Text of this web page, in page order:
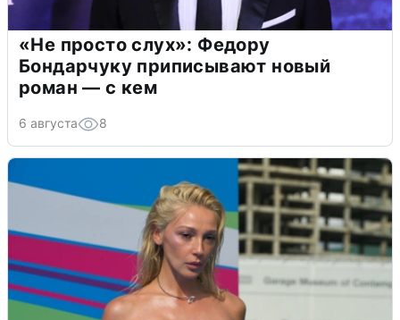
«Не просто слух»: Федору
Бондарчуку приписывают новый
роман — с кем
6 августа 8